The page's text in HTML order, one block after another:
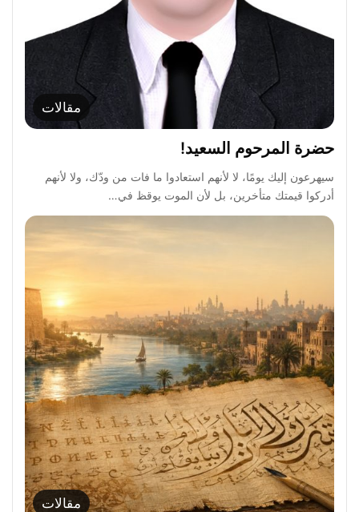
مقالات
حضرة المرحوم السعيد!
سيهرعون إليك يومًا، لا لأنهم استعادوا ما فات من ودّك، ولا لأنهم
أدركوا قيمتك متأخرين، بل لأن الموت يوقظ في…
مقالات